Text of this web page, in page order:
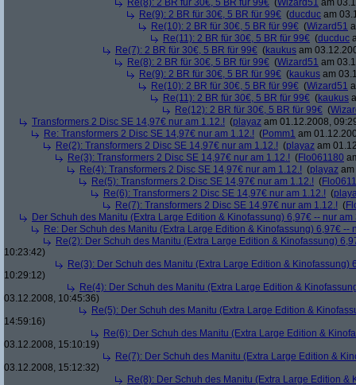
Re(8): 2 BR für 30€, 5 BR für 99€ (Wizard51 am
Re(9): 2 BR für 30€, 5 BR für 99€ (ducduc am
Re(10): 2 BR für 30€, 5 BR für 99€ (Wizard51
Re(11): 2 BR für 30€, 5 BR für 99€ (ducduc
Re(7): 2 BR für 30€, 5 BR für 99€ (kaukus am
Re(8): 2 BR für 30€, 5 BR für 99€ (Wizard51 am
Re(9): 2 BR für 30€, 5 BR für 99€ (kaukus am
Re(10): 2 BR für 30€, 5 BR für 99€ (Wizard51
Re(11): 2 BR für 30€, 5 BR für 99€ (kaukus
Re(12): 2 BR für 30€, 5 BR für 99€ (
Transformers 2 Disc SE 14,97€ nur am 1.12.! (playaz am 01.12.2008,
Re: Transformers 2 Disc SE 14,97€ nur am 1.12.! (Pomm1 am
Re(2): Transformers 2 Disc SE 14,97€ nur am 1.12.! (playaz am
Re(3): Transformers 2 Disc SE 14,97€ nur am 1.12.! (Flo061180
Re(4): Transformers 2 Disc SE 14,97€ nur am 1.12.! (playaz
Re(5): Transformers 2 Disc SE 14,97€ nur am 1.12.! (
Re(6): Transformers 2 Disc SE 14,97€ nur am 1.12.! (
Re(7): Transformers 2 Disc SE 14,97€ nur am 1.12.! (
Der Schuh des Manitu (Extra Large Edition & Kinofassung) 6,97€ -- nur am
Re: Der Schuh des Manitu (Extra Large Edition & Kinofassung) 6,97€ --
Re(2): Der Schuh des Manitu (Extra Large Edition & Kinofassung)
10:23:42)
Re(3): Der Schuh des Manitu (Extra Large Edition & Kinofassung)
10:29:12)
Re(4): Der Schuh des Manitu (Extra Large Edition &
03.12.2008, 10:45:36)
Re(5): Der Schuh des Manitu (Extra Large Edition &
14:59:16)
Re(6): Der Schuh des Manitu (Extra Large Edition &
03.12.2008, 15:10:19)
Re(7): Der Schuh des Manitu (Extra Large Edition &
03.12.2008, 15:12:32)
Re(8): Der Schuh des Manitu (Extra Large Edition &